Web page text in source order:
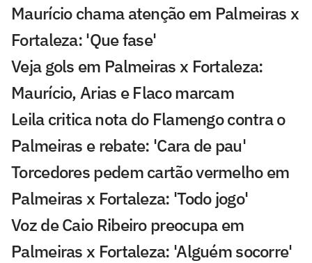
Maurício chama atenção em Palmeiras x
Fortaleza: 'Que fase'
Veja gols em Palmeiras x Fortaleza:
Maurício, Arias e Flaco marcam
Leila critica nota do Flamengo contra o
Palmeiras e rebate: 'Cara de pau'
Torcedores pedem cartão vermelho em
Palmeiras x Fortaleza: 'Todo jogo'
Voz de Caio Ribeiro preocupa em
Palmeiras x Fortaleza: 'Alguém socorre'